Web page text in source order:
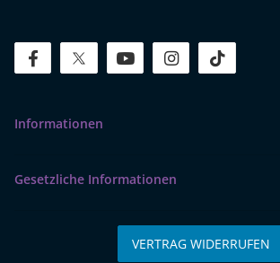
facebooktwitteryoutube instagram
Informationen
Gesetzliche Informationen
VERTRAG WIDERRUFEN